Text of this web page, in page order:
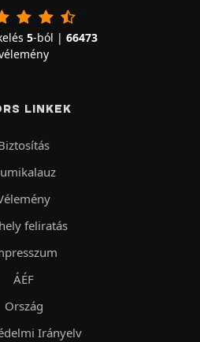
5-ból | 66473
LINKEK
feliratás
ÁÉF
Ország
Irányelv